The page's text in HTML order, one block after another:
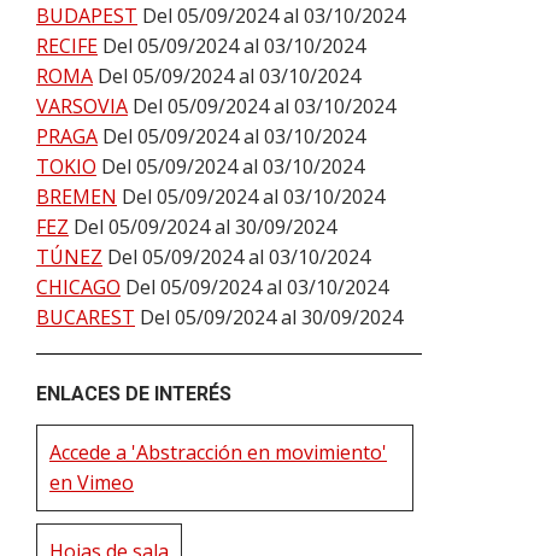
BUDAPEST Del 05/09/2024 al 03/10/2024
RECIFE Del 05/09/2024 al 03/10/2024
ROMA Del 05/09/2024 al 03/10/2024
VARSOVIA Del 05/09/2024 al 03/10/2024
PRAGA Del 05/09/2024 al 03/10/2024
TOKIO Del 05/09/2024 al 03/10/2024
BREMEN Del 05/09/2024 al 03/10/2024
FEZ Del 05/09/2024 al 30/09/2024
TÚNEZ Del 05/09/2024 al 03/10/2024
CHICAGO Del 05/09/2024 al 03/10/2024
BUCAREST Del 05/09/2024 al 30/09/2024
ENLACES DE INTERÉS
Accede a 'Abstracción en movimiento'
en Vimeo